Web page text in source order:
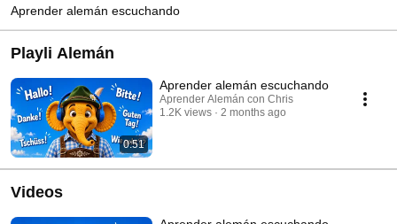
Aprender alemán escuchando
Playli Alemán
0:51
Aprender alemán escuchando
Aprender Alemán con Chris
1.2K views
2 months ago
Videos